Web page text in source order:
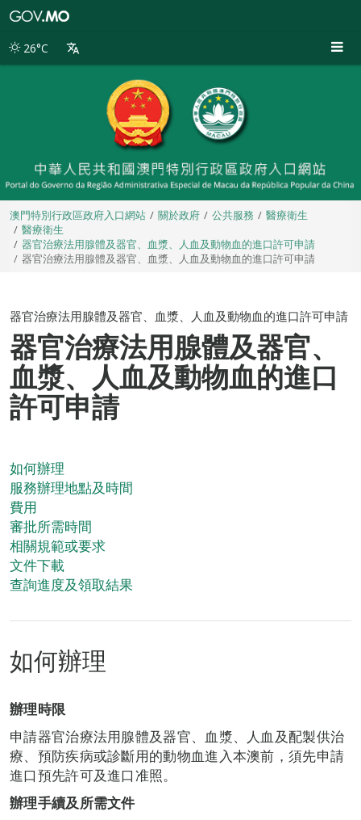
別
26°C
澳門特別行政區政府入口網站 關於政府 公共服務
醫療衛生
醫療衛生
器官治療法用腺體及器官、血漿、人血及動物血的進口許可申請
器官治療法用腺體及器官、血漿、人血及動物血的進口許可申請
器官治療法用腺體及器官、血漿、人血及動物血的進口許可申請
器官治療法用腺體及器官、
血漿、人血及動物血的進口
許可申請
如何辦理
服務辦理地點及時間
費用
審批所需時間
相關規範或要求
文件下載
查詢進度及領取結果
如何辦理
辦理時限
申請器官治療法用腺體及器官、血漿、人血及配製供治
療、預防疾病或診斷用的動物血進入本澳前，須先申請
進口預先許可及進口准照。
辦理手續及所需文件